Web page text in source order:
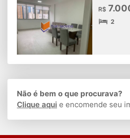
R$
2
Não é bem o que procurava?
Clique aqui e encomende seu